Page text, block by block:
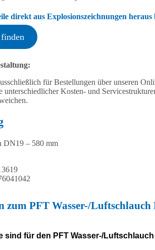
direkt aus Explosionszeichnungen heraus
für Bestellungen über unseren
unterschiedlicher Kosten- und
DN19 – 580 mm
zum PFT Wasser-/Luftschlauch
sind für den PFT Wasser-/